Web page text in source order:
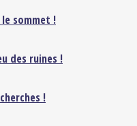
le sommet !
des ruines !
!